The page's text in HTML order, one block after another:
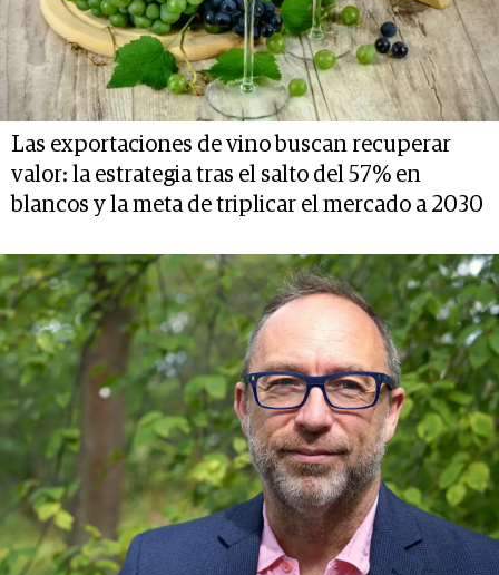
Las exportaciones de vino buscan recuperar
valor: la estrategia tras el salto del 57% en
blancos y la meta de triplicar el mercado a 2030